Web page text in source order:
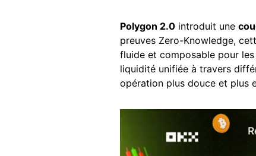
Polygon 2.0 introduit une
preuves Zero-Knowledge,
fluide et composable pour
liquidité unifiée à travers
opération plus douce et plus